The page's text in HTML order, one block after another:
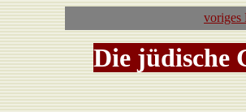
voriges
Die jüdische